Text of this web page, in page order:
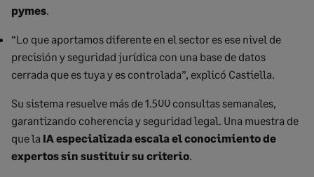
pymes
“Lo que aportamos diferente en el sector es ese nivel de
precisión y seguridad jurídica con una base de datos
cerrada que es tuya y es controlada”, explicó Castiella.
Su sistema resuelve más de 1.500 consultas semanales,
garantizando coherencia y seguridad legal. Una muestra de
que la IA especializada escala el conocimiento de
expertos sin sustituir su criterio